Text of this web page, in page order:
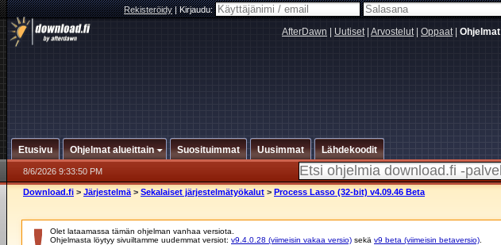
Rekisteröidy|Kirjaudu:
AfterDawn Uutiset| Arvostelut| Oppaat| Ohjelmat
Etusivu Ohjelmat alueittain Suosituimmat Uusimmat Lähdekoodit
8/6/2026 9:33:50 PM
Download.fi > Järjestelmä > Sekalaiset järjestelmätyökalut > Process Lasso (32-bit) v4.09.46 Beta
Olet lataamassa tämän ohjelman vanhaa versiota.
Ohjelmasta löytyy sivuiltamme uudemmat versiot: v9.4.0.28 (viimeisin vakaa versio) sekä v9 beta (viimeisin betaversio)